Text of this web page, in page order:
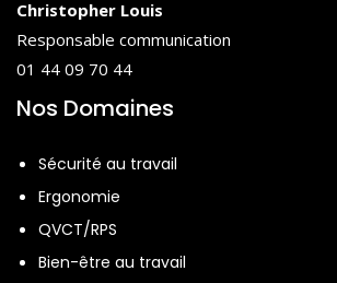
Christopher Louis
Responsable communication
01 44 09 70 44
Nos Domaines
Sécurité au travail
Ergonomie
QVCT/RPS
Bien-être au travail